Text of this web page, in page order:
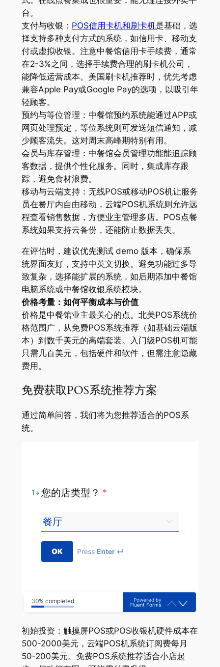
台。
支付与收银： POS信用卡机和刷卡机是基础，选
择支持多种支付方式的系统，如信用卡、移动支
付或虚拟收银。注意中餐馆信用卡手续费，通常
在2-3%之间，选择手续费合理的刷卡机公司，
能降低运营成本。美国刷卡机推荐时，优先考虑
兼容Apple Pay或Google Pay的选项，以吸引年
轻顾客。
预约与等位管理：中餐馆预约系统能通过APP或
网页处理预定，等位系统则可发送短信通知，减
少顾客流失。这对周末高峰期特别有用。
会员与库存管理：中餐馆会员管理功能能追踪顾
客数据，提供个性化服务。同时，集成库存跟
踪，避免食材浪费。
移动与云端支持：无线POS或移动POS机让服务
员在餐厅内自由移动，云端POS机系统则允许远
程查看销售数据，方便业主管理多店。POS点餐
系统如果支持云备份，还能防止数据丢失。
在评估时，建议优先测试 demo 版本，确保系
统界面友好，支持中英文切换。避免功能过多导
致复杂，选择能扩展的系统，如后期添加中餐馆
电脑系统或中餐馆收银系统模块。
价格考量：如何平衡成本与价值
价格是中餐馆业主最关心的点。北美POS系统价
格范围广，从免费POS系统推荐（如基础云端版
本）到数千美元的高端套装。入门级POS机可能
只需几百美元，包括硬件和软件，但需注意隐藏
费用。
免费获取POS系统推荐方案
通过简单问答，我们将为您推荐适合的POS系
统。
1 您的店类型？ *
OK Press Enter ↵
30% completed
Powered by
Fluent Forms
初始投资：触摸屏POS或POS收银机硬件成本在
500-2000美元，云端POS机系统订阅费每月
50-200美元。免费POS系统推荐适合小店起